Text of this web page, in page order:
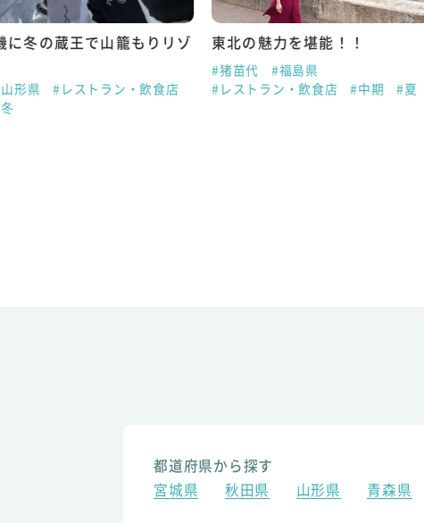
に冬の蔵王で山籠もりリゾ
形県
#レストラン・飲食店
東北の魅力を堪能！！
#猪苗代
#福島県
#レストラン・飲食店
#中期 #夏
都道府県から探す
宮城県
秋田県 山形県 青森県